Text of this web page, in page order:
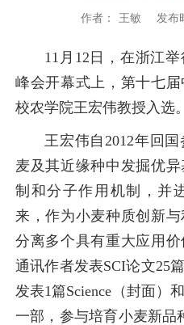
作者： 王敏 发布
11月12日，在浙江
峰会开幕式上，第十七
校农学院王宏伟教授入选。
王宏伟自2012年回
麦及其近缘种中发掘优
制和分子作用机制，并
来，作为小麦种质创新
分离多个具有重大应用
通讯作者发表SCI论文25
发表1篇Science（封面）
一部，参与培育小麦新品